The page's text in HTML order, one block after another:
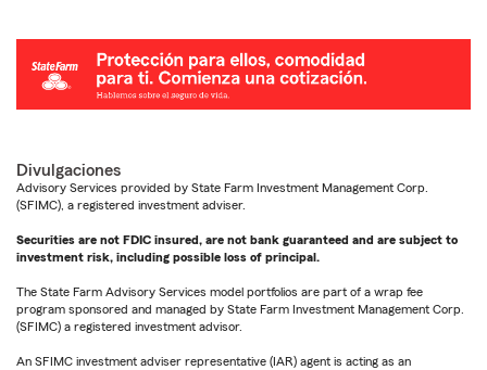
Divulgaciones
Advisory Services provided by State Farm Investment Management Corp.
(SFIMC), a registered investment adviser.
Securities are not FDIC insured, are not bank guaranteed and are subject to
investment risk, including possible loss of principal.
The State Farm Advisory Services model portfolios are part of a wrap fee
program sponsored and managed by State Farm Investment Management Corp.
(SFIMC) a registered investment advisor.
An SFIMC investment adviser representative (IAR) agent is acting as an